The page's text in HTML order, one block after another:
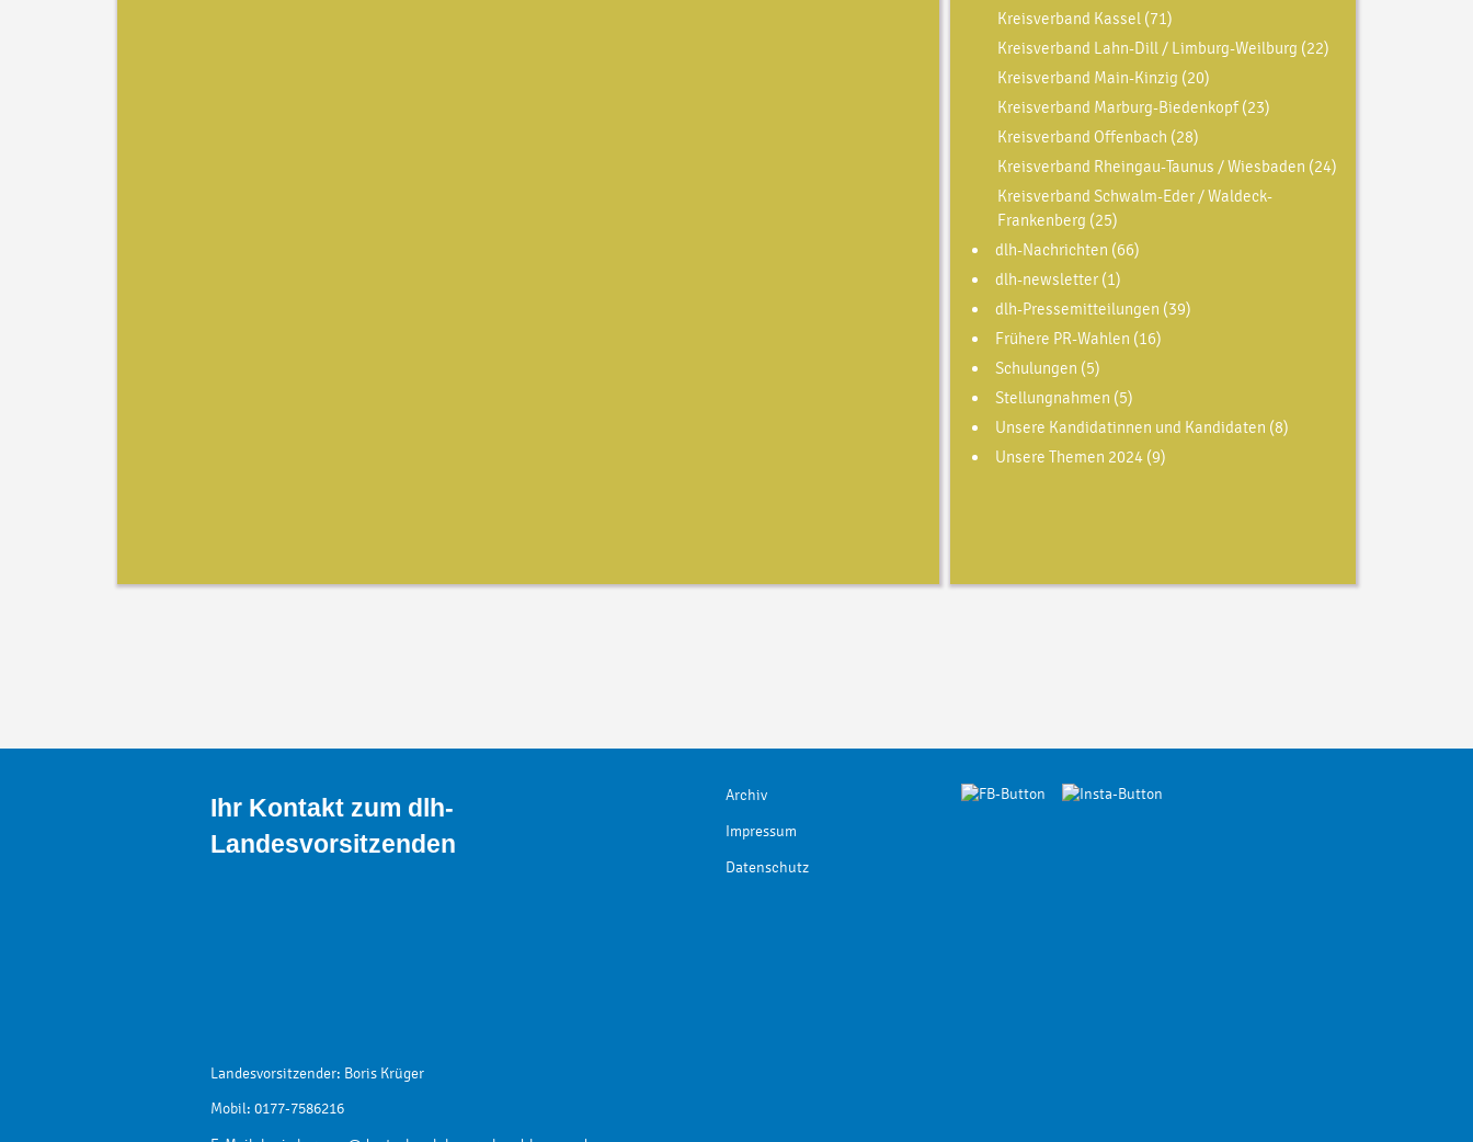
Kreisverband Kassel (71)
Kreisverband Lahn-Dill / Limburg-Weilburg (22)
Kreisverband Main-Kinzig (20)
Kreisverband Marburg-Biedenkopf(23)
Kreisverband Offenbach (28)
Kreisverband Rheingau-Taunus / Wiesbaden (24)
Kreisverband Schwalm-Eder / Waldeck-
Frankenberg (25)
dlh-Nachrichten (66)
dlh-newsletter (1)
dlh-Pressemitteilungen (39)
Frühere PR-Wahlen (16)
Schulungen (5)
Stellungnahmen (5)
Unsere Kandidatinnen und Kandidaten (8)
Unsere Themen 2024 (9)
Ihr Kontakt zum dlh-
Landesvorsitzenden
Landesvorsitzender: Boris Krüger
Mobil: 0177-7586216
Archiv
Impressum
Datenschutz